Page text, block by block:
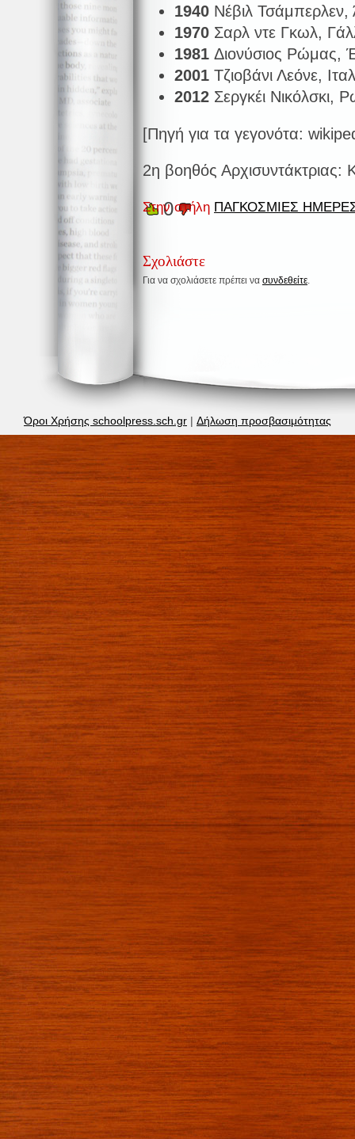
1940 Νέβιλ Τσάμπερλεν,
1970 Σαρλ ντε Γκωλ,
1981 Διονύσιος Ρώμας,
2001 Τζιοβάνι Λεόνε,
2012 Σεργκέι Νικόλσκι,
[Πηγή για τα γεγονότα:
2η βοηθός Αρχισυντάκτριας:
Στην στήλη ΠΑΓΚΟΣΜΙΕΣ
0
Σχολιάστε
Για να σχολιάσετε πρέπει να συνδεθείτε.
Όροι Χρήσης schoolpress.sch.gr | Δήλωση προσβασιμότητας